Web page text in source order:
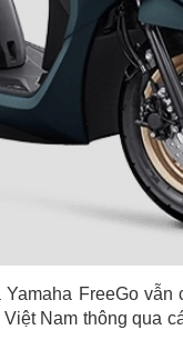
FreeGo
Nam thông qua